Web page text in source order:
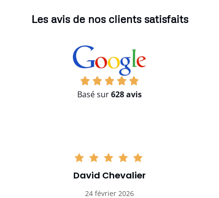
Les avis de nos clients satisfaits
Basé sur628 avis
David Chevalier
24 février 2026